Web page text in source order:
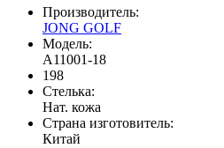
Производитель:
JONG GOLF
Модель:
A11001-18
198
Стелька:
Нат. кожа
Страна изготовитель:
Китай